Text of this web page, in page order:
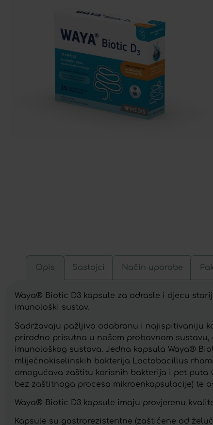
Opis Sastojci Način uporabe
Waya® Biotic D3 kapsule za odrasle i djecu
imunološki sustav.
Sadržavaju pažljivo odabranu i najispitivaniju
prirodno prisutna u našem probavnom
imunološkog sustava. Jedna kapsula Waya®
mliječnokiselinskih bakterija Lactobacillus
omogućava zaštitu korisnih bakterija i pet puta
bez zaštitnoga procesa mikroenkapsulacije) te
Waya® Biotic D3 kapsule imaju provjerenu
Kapsule su gastrorezistentne (zaštićene od